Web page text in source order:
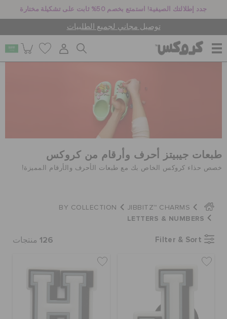
جدد إطلالتك الصيفية! استمتع بخصم 50% ثابت على تشكيلة مختارة
توصيل مجاني لجميع الطلبيات
أطفال
كروكس لمكان العمل
الحقائب
طبعات جيبيتز أحرف وأرقام من كروكس
خصص حذاء كروكس الخاص بك مع طبعات الأحرف والأرقام المميزة!
JIBBITZ™ CHARMS
BY COLLECTION
LETTERS & NUMBERS
Filter & Sort
126 منتجات